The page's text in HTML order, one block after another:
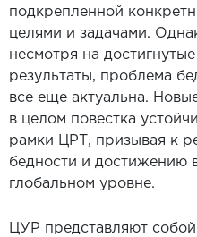
подкрепленной
целями и задачами.
несмотря на достигнутые
результаты, проблема
все еще актуальна.
в целом повестка
рамки ЦРТ, призывая к
бедности и достижению
глобальном уровне.
ЦУР представляют собой